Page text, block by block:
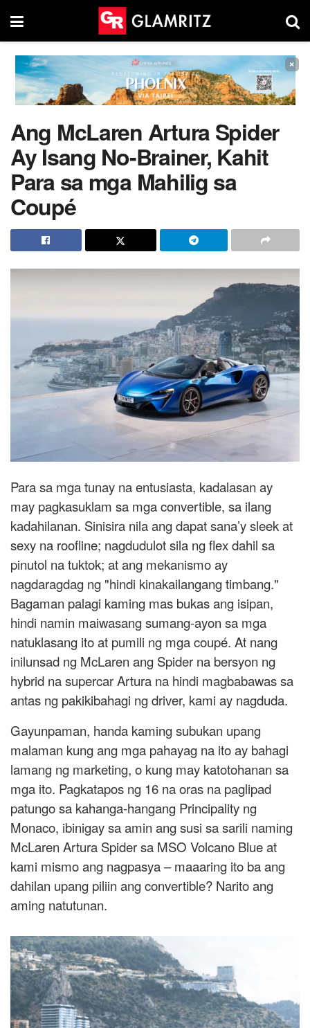
×
Ang McLaren Artura Spider
Ay Isang No-Brainer, Kahit
Para sa mga Mahilig sa
Coupé
Para sa mga tunay na entusiasta, kadalasan ay
may pagkasuklam sa mga convertible, sa ilang
kadahilanan. Sinisira nila ang dapat sana’y sleek at
sexy na roofline; nagdudulot sila ng flex dahil sa
pinutol na tuktok; at ang mekanismo ay
nagdaragdag ng "hindi kinakailangang timbang."
Bagaman palagi kaming mas bukas ang isipan,
hindi namin maiwasang sumang-ayon sa mga
natuklasang ito at pumili ng mga coupé. At nang
inilunsad ng McLaren ang Spider na bersyon ng
hybrid na supercar Artura na hindi magbabawas sa
antas ng pakikibahagi ng driver, kami ay nagduda.
Gayunpaman, handa kaming subukan upang
malaman kung ang mga pahayag na ito ay bahagi
lamang ng marketing, o kung may katotohanan sa
mga ito. Pagkatapos ng 16 na oras na paglipad
patungo sa kahanga-hangang Principality ng
Monaco, ibinigay sa amin ang susi sa sarili naming
McLaren Artura Spider sa MSO Volcano Blue at
kami mismo ang nagpasya – maaaring ito ba ang
dahilan upang piliin ang convertible? Narito ang
aming natutunan.